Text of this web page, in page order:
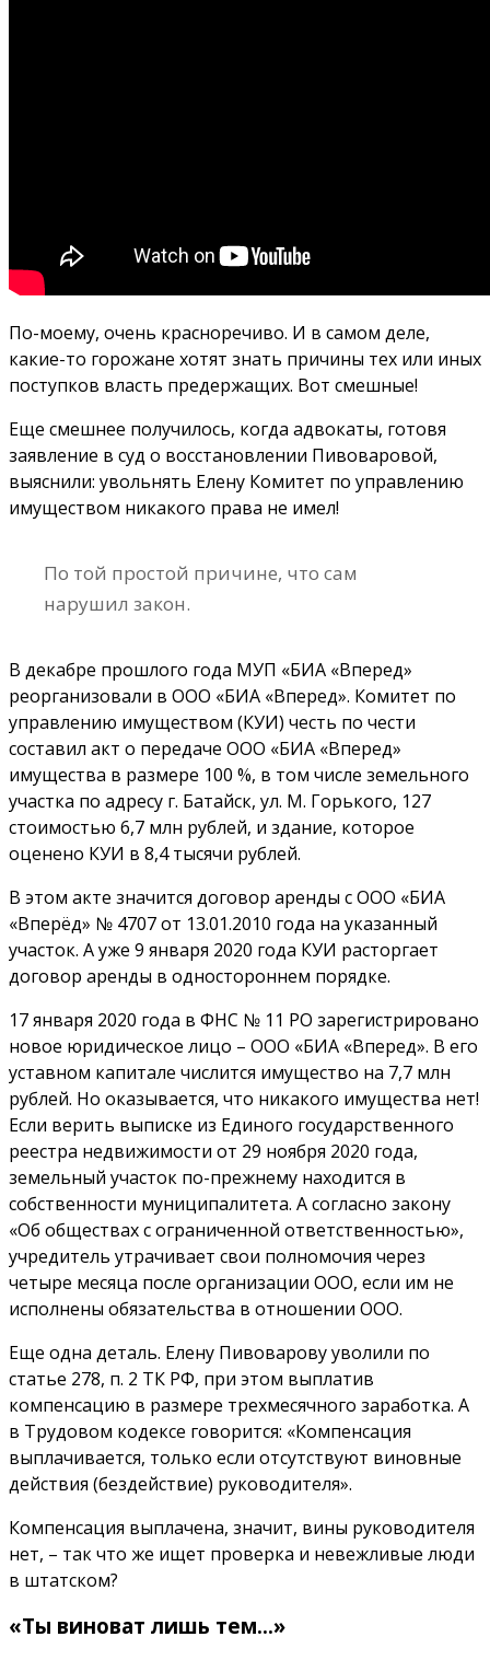
По-моему, очень красноречиво. И в самом деле,
какие-то горожане хотят знать причины тех или иных
поступков власть предержащих. Вот смешные!
Еще смешнее получилось, когда адвокаты, готовя
заявление в суд о восстановлении Пивоваровой,
выяснили: увольнять Елену Комитет по управлению
имуществом никакого права не имел!
По той простой причине, что сам
нарушил закон.
В декабре прошлого года МУП «БИА «Вперед»
реорганизовали в ООО «БИА «Вперед». Комитет по
управлению имуществом (КУИ) честь по чести
составил акт о передаче ООО «БИА «Вперед»
имущества в размере 100 %, в том числе земельного
участка по адресу г. Батайск, ул. М. Горького, 127
стоимостью 6,7 млн рублей, и здание, которое
оценено КУИ в 8,4 тысячи рублей.
В этом акте значится договор аренды с ООО «БИА
«Вперёд» № 4707 от 13.01.2010 года на указанный
участок. А уже 9 января 2020 года КУИ расторгает
договор аренды в одностороннем порядке.
17 января 2020 года в ФНС № 11 РО зарегистрировано
новое юридическое лицо – ООО «БИА «Вперед». В его
уставном капитале числится имущество на 7,7 млн
рублей. Но оказывается, что никакого имущества нет!
Если верить выписке из Единого государственного
реестра недвижимости от 29 ноября 2020 года,
земельный участок по-прежнему находится в
собственности муниципалитета. А согласно закону
«Об обществах с ограниченной ответственностью»,
учредитель утрачивает свои полномочия через
четыре месяца после организации ООО, если им не
исполнены обязательства в отношении ООО.
Еще одна деталь. Елену Пивоварову уволили по
статье 278, п. 2 ТК РФ, при этом выплатив
компенсацию в размере трехмесячного заработка. А
в Трудовом кодексе говорится: «Компенсация
выплачивается, только если отсутствуют виновные
действия (бездействие) руководителя».
Компенсация выплачена, значит, вины руководителя
нет, – так что же ищет проверка и невежливые люди
в штатском?
«Ты виноват лишь тем...»